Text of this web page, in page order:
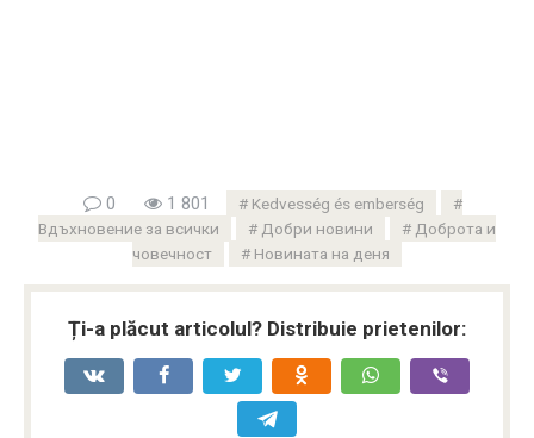
0 1 801
Kedvesség és emberség
Вдъхновение за всички
Добри новини
Доброта и
човечност
Новината на деня
Ți-a plăcut articolul? Distribuie prietenilor: